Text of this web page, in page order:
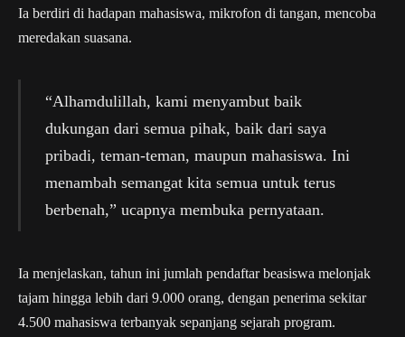
Ia berdiri di hadapan mahasiswa, mikrofon di tangan, mencoba
meredakan suasana.
“Alhamdulillah, kami menyambut baik
dukungan dari semua pihak, baik dari saya
pribadi, teman-teman, maupun mahasiswa. Ini
menambah semangat kita semua untuk terus
berbenah,” ucapnya membuka pernyataan.
Ia menjelaskan, tahun ini jumlah pendaftar beasiswa melonjak
tajam hingga lebih dari 9.000 orang, dengan penerima sekitar
4.500 mahasiswa terbanyak sepanjang sejarah program.